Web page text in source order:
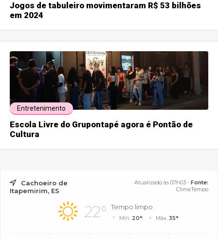
Jogos de tabuleiro movimentaram R$ 53 bilhões
em 2024
Entretenimento
Escola Livre do Grupontapé agora é Pontão de
Cultura
Cachoeiro de
Itapemirim, ES
Atualizado às 07h03 - Fonte:
ClimaTempo
22° Tempo limpo
Mín. 20° Máx. 35°